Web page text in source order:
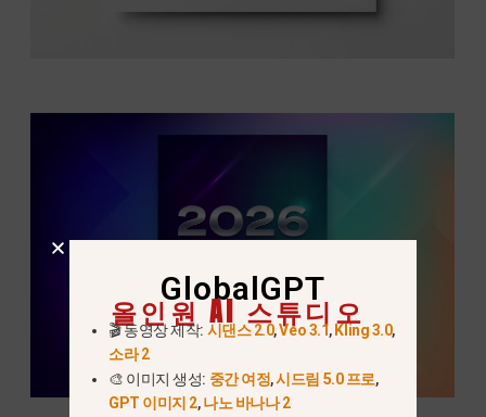
GlobalGPT
올인원 AI 스튜디오
🎬 동영상 제작: 시댄스 2.0,Veo 3.1, Kling 3.0,
소라 2
🎨 이미지 생성: 중간 여정,시드림 5.0 프로,
GPT 이미지 2,나노 바나나 2